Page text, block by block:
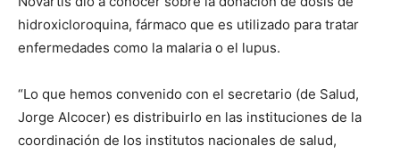
hidroxicloroquina, fármaco que es utilizado para tratar
enfermedades como la malaria o el lupus.
“Lo que hemos convenido con el secretario (de Salud,
Jorge Alcocer) es distribuirlo en las instituciones de la
coordinación de los institutos nacionales de salud,